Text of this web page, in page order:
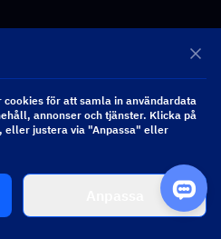
game worlds, testing new
systems work. Through my
helpful strategies, and clear
for everyone.
till
cookies för att samla in användardata
annonser och tjänster. Klicka på
eller justera via "Anpassa" eller